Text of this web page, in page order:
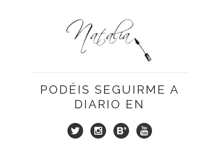
PODÉIS SEGUIRME A
DIARIO EN